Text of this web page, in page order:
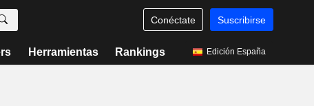
Conéctate Suscribirse
Herramientas Rankings Edición España